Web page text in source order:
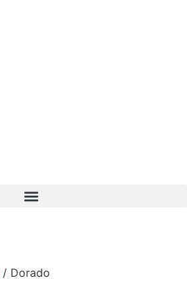
/ Dorado